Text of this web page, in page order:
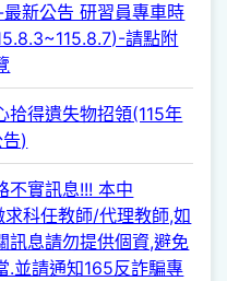
新公告 研習員專車時
請點附
拾得遺失物招領(115年
)
不實訊息!!! 本中
求科任教師/代理教師,如
訊息請勿提供個資,避免
.並請通知165反詐騙專